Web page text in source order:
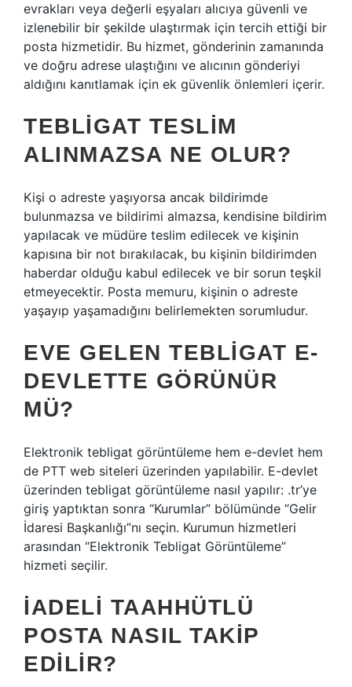
evrakları veya değerli eşyaları alıcıya güvenli ve
izlenebilir bir şekilde ulaştırmak için tercih ettiği bir
posta hizmetidir. Bu hizmet, gönderinin zamanında
ve doğru adrese ulaştığını ve alıcının gönderiyi
aldığını kanıtlamak için ek güvenlik önlemleri içerir.
TEBLIGAT TESLIM
ALINMAZSA NE OLUR?
Kişi o adreste yaşıyorsa ancak bildirimde
bulunmazsa ve bildirimi almazsa, kendisine bildirim
yapılacak ve müdüre teslim edilecek ve kişinin
kapısına bir not bırakılacak, bu kişinin bildirimden
haberdar olduğu kabul edilecek ve bir sorun teşkil
etmeyecektir. Posta memuru, kişinin o adreste
yaşayıp yaşamadığını belirlemekten sorumludur.
EVE GELEN TEBLIGAT E-
DEVLETTE GÖRÜNÜR
MÜ?
Elektronik tebligat görüntüleme hem e-devlet hem
de PTT web siteleri üzerinden yapılabilir. E-devlet
üzerinden tebligat görüntüleme nasıl yapılır: .tr’ye
giriş yaptıktan sonra “Kurumlar” bölümünde “Gelir
İdaresi Başkanlığı”nı seçin. Kurumun hizmetleri
arasından “Elektronik Tebligat Görüntüleme”
hizmeti seçilir.
İADELI TAAHHÜTLÜ
POSTA NASIL TAKIP
EDILIR?